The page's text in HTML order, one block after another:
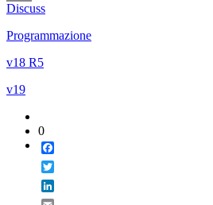
Email
Discuss
Programmazione
v18 R5
v19
0